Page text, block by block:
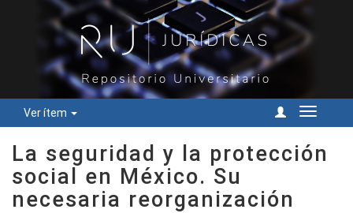
Ver ítem
Cambiar
La seguridad y la protección
social en México. Su
necesaria reorganización